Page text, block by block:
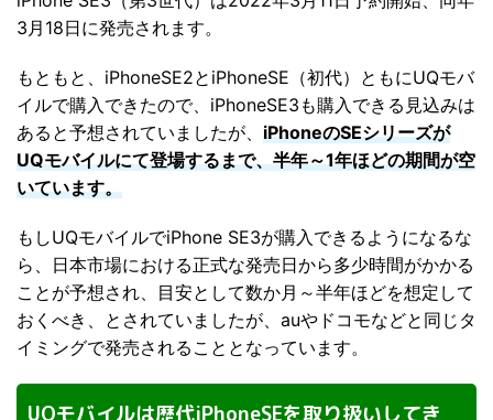
3月18日に発売されます。
もともと、iPhoneSE2とiPhoneSE（初代）ともにUQモバ
イルで購入できたので、iPhoneSE3も購入できる見込みは
あると予想されていましたが、 iPhoneのSEシリーズが
UQモバイルにて登場するまで、半年～1年ほどの期間が空
いています。
もしUQモバイルでiPhone SE3が購入できるようになるな
ら、日本市場における正式な発売日から多少時間がかかる
ことが予想され、目安として数か月～半年ほどを想定して
おくべき、とされていましたが、auやドコモなどと同じタ
イミングで発売されることとなっています。
UQモバイルは歴代iPhoneSEを取り扱いしてき